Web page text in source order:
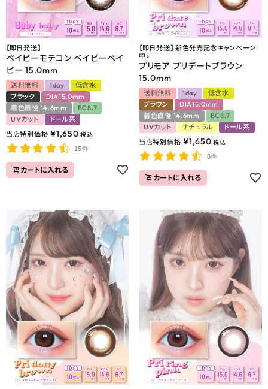
【即日発送】
ベイビーモテコン ベイビーベイ
ビー 15.0mm
送料無料 1day
低含水
ブラック
DIA15.0mm
着色直径 14.6mm
BC8.7
UVカット
ドール系
当店特別価格 ¥1,650 税込
15件
カートに入れる
【即日発送】 新色発売記念キャンペーン
中♪
プリモア プリデートブラウン
15.0mm
送料無料 1day
低含水
ブラウン
DIA15.0mm
着色直径 14.6mm
BC8.7
UVカット
ナチュラル
ドール系
当店特別価格 ¥1,650 税込
8件
カートに入れる